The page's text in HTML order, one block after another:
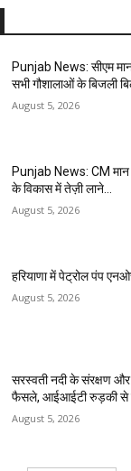
Punjab News: सीएम
सभी गौशालाओं के बिजली
August 5, 2026
Punjab News: CM मान
के विकास में तेज़ी लाने…
August 5, 2026
हरियाणा में पेट्रोल पंप
August 5, 2026
सरस्वती नदी के संरक्षण
फैसले, आईआईटी रुड़की से
August 5, 2026